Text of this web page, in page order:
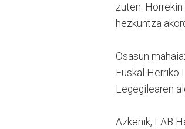
zuten.
hezkuntza
Osasun
Euskal Herriko
Legegilearen
Azkenik, LAB